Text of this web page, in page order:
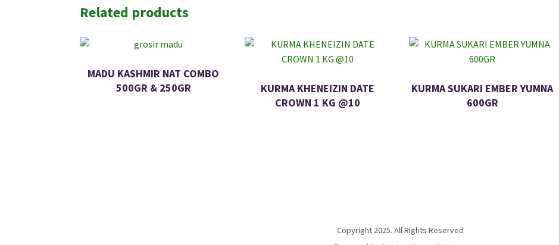
Related products
MADU KASHMIR NAT COMBO
500GR & 250GR
KURMA KHENEIZIN DATE
CROWN 1 KG @10
KURMA SUKARI EMBER YUMNA
600GR
Copyright 2025. All Rights Reserved